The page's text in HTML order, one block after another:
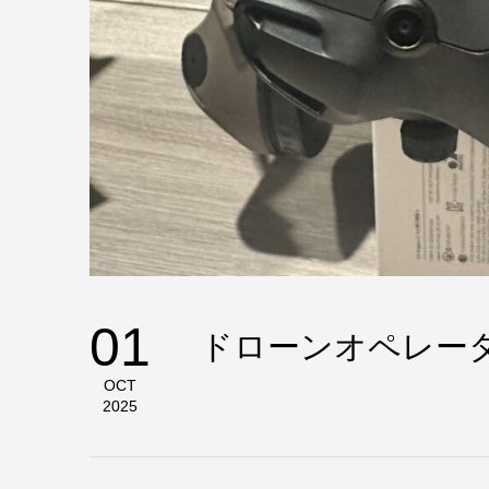
01
OCT
2025
ドローンオペレー